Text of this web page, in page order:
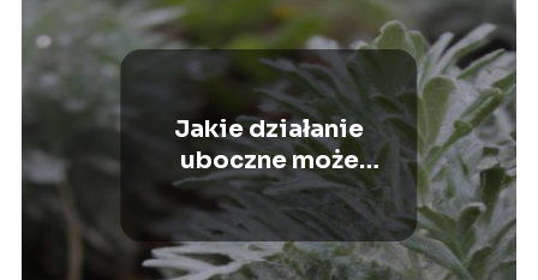
Jakie działanie
uboczne może
powodować piołun?